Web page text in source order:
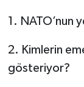
1. NATO’nun
2. Kimlerin
gösteriyor?